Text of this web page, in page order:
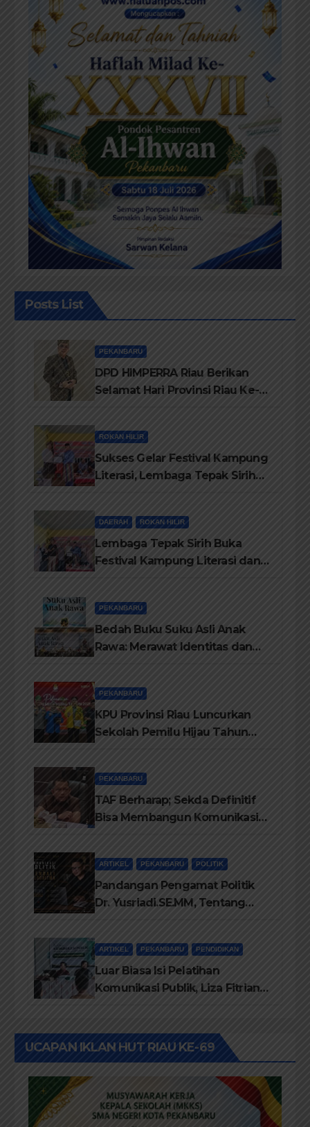
Posts List
PEKANBARU
DPD HIMPERRA Riau Berikan
Selamat Hari Provinsi Riau Ke-
ROKAN HILIR
Sukses Gelar Festival Kampung
Literasi, Lembaga Tepak Sirih
DAERAH ROKAN HILIR
Lembaga Tepak Sirih Buka
Festival Kampung Literasi dan
PEKANBARU
Bedah Buku Suku Asli Anak
Rawa: Merawat Identitas dan
PEKANBARU
KPU Provinsi Riau Luncurkan
Sekolah Pemilu Hijau Tahun
Lingkungan
PEKANBARU
TAF Berharap; Sekda Definitif
Bisa Membangun Komunikasi
ARTIKEL PEKANBARU POLITIK
Pandangan Pengamat Politik
Dr. Yusriadi.SE.MM, Tentang
ARTIKEL PEKANBARU PENDIDIKAN
Luar Biasa Isi Pelatihan
Komunikasi Publik, Liza Fitriani
UCAPAN IKLAN HUT RIAU KE-69